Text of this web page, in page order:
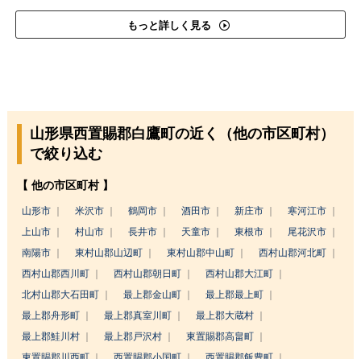
もっと詳しく見る
山形県西置賜郡白鷹町の近く（他の市区町村）
で絞り込む
【 他の市区町村 】
山形市 米沢市 鶴岡市 酒田市 新庄市
寒河江市
上山市
村山市 長井市 天童市 東根市
尾花沢市
南陽市
東村山郡山辺町 東村山郡中山町
西村山郡河北町
西村山郡西川町
西村山郡朝日町
西村山郡大江町
北村山郡大石田町
最上郡金山町
最上郡最上町
最上郡舟形町
最上郡真室川町
最上郡大蔵村
最上郡鮭川村
最上郡戸沢村
東置賜郡高畠町